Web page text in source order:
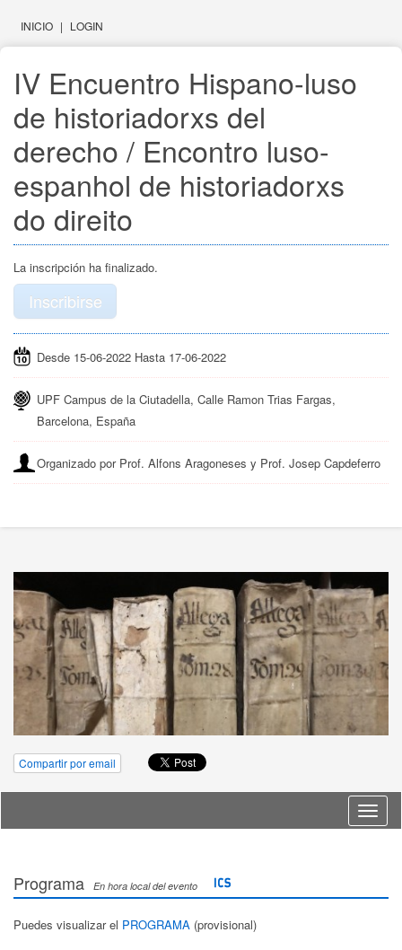
INICIO | LOGIN
IV Encuentro Hispano-luso
de historiadorxs del
derecho / Encontro luso-
espanhol de historiadorxs
do direito
La inscripción ha finalizado.
Inscribirse
Desde 15-06-2022 Hasta 17-06-2022
UPF Campus de la Ciutadella, Calle Ramon Trias Fargas,
Barcelona, España
Organizado por Prof. Alfons Aragoneses y Prof. Josep Capdeferro
Compartir por email
Idioma
Programa En hora local del evento
Puedes visualizar el PROGRAMA (provisional)